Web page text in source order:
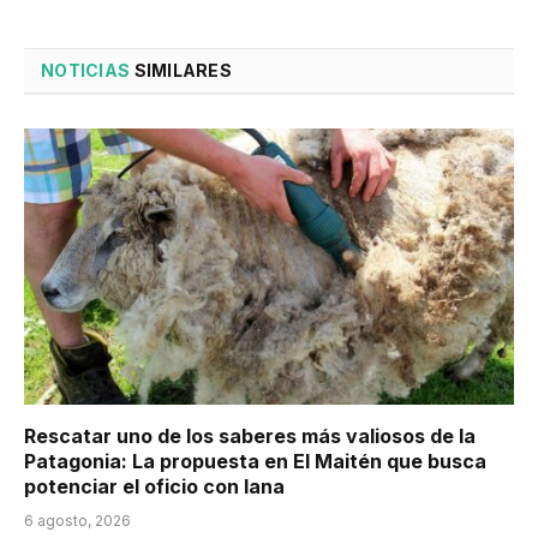
NOTICIAS SIMILARES
Rescatar uno de los saberes más valiosos de la
Patagonia: La propuesta en El Maitén que busca
potenciar el oficio con lana
6 agosto, 2026